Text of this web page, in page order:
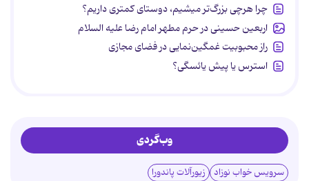
چرا هرچی بزرگ‌تر میشیم، دوستای کمتری داریم؟
اربعین حسینی در حرم مطهر امام رضا علیه السلام
راز محبوبیت غمگین‌نمایی در فضای مجازی
استرس یا پیش یائسگی؟
وب‌گردی
سرویس خواب نوزاد زیورآلات پاندورا